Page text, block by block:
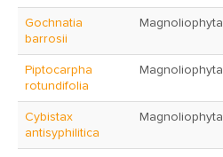
Gochnatia
barrosii
Magnoliophyta
Piptocarpha
rotundifolia
Magnoliophyta
Cybistax
antisyphilitica
Magnoliophyta